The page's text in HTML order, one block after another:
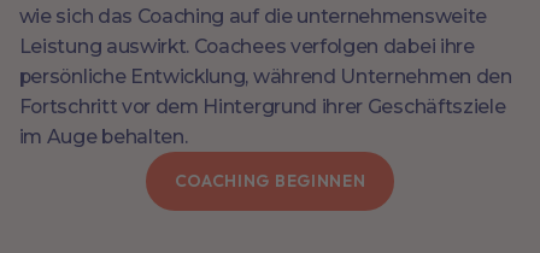
wie sich das Coaching auf die unternehmensweite
Leistung auswirkt. Coachees verfolgen dabei ihre
persönliche Entwicklung, während Unternehmen den
Fortschritt vor dem Hintergrund ihrer Geschäftsziele
im Auge behalten.
COACHING BEGINNEN